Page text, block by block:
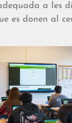
a les
es donen al